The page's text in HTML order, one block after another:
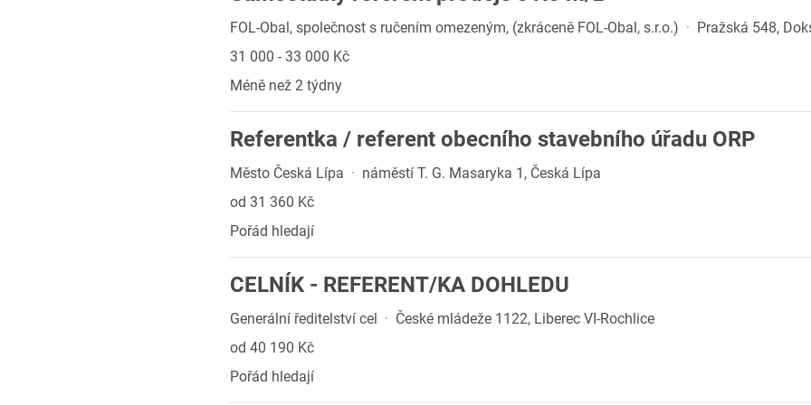
FOL-Obal, společnost s ručením omezeným, (zkráceně FOL-Obal, s.r.o.) · Pražská 548,
31 000 - 33 000 Kč
Méně než 2 týdny
Referentka / referent obecního stavebního úřadu ORP
Město Česká Lípa · náměstí T. G. Masaryka 1, Česká Lípa
od 31 360 Kč
Pořád hledají
CELNÍK - REFERENT/KA DOHLEDU
Generální ředitelství cel · České mládeže 1122, Liberec VI-Rochlice
od 40 190 Kč
Pořád hledají